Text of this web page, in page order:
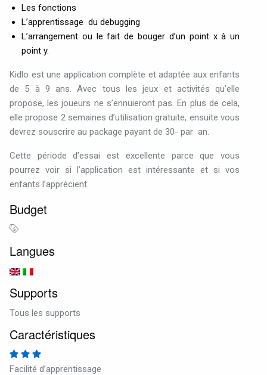
Les fonctions
L’apprentissage du debugging
L’arrangement ou le fait de bouger d’un point x à un
point y.
Kidlo est une application complète et adaptée aux enfants
de
5 à 9 ans.Avec tous les jeux et activités qu’elle
propose, les joueurs ne s’ennuieront pas.En plus de cela,
elle propose 2 semaines d’utilisation gratuite, ensuite vous
devrez souscrire au package payant de 30- par an.
Cette période d’essai est excellente parce que
vous
pourrez voir si l’application est intéressante et si vos
enfants l’apprécient.
Budget
Langues
Supports
Tous les supports
Caractéristiques
Facilité d’apprentissage